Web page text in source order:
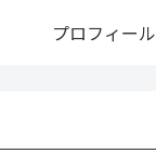
プロフィール